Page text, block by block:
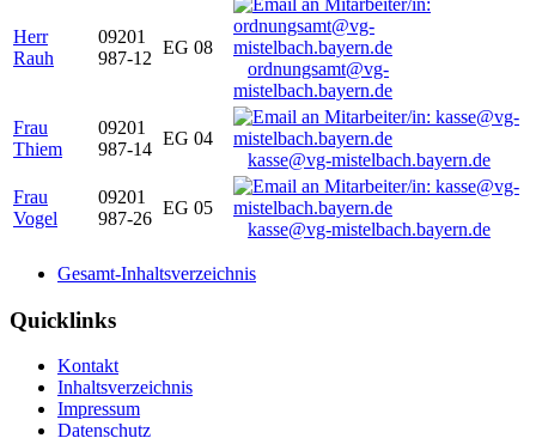
Herr
Rauh
09201
987-12
EG 08
ordnungsamt@vg-
mistelbach.bayern.de
Frau
Thiem
09201
987-14
EG 04
kasse@vg-mistelbach.bayern.de
Frau
Vogel
09201
987-26
EG 05
kasse@vg-mistelbach.bayern.de
Gesamt-Inhaltsverzeichnis
Quicklinks
Kontakt
Inhaltsverzeichnis
Impressum
Datenschutz